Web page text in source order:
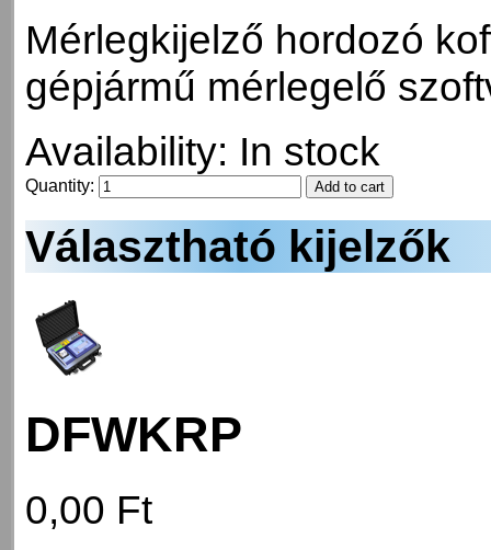
Mérlegkijelző hordozó
gépjármű mérlegelő
Availability: In stock
Quantity:
Választható kijelzők
DFWKRP
0,00 Ft